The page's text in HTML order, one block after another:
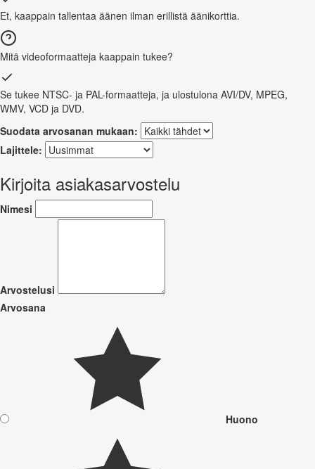
Et, kaappain tallentaa äänen ilman erillistä äänikorttia.
Mitä videoformaatteja kaappain tukee?
Se tukee NTSC- ja PAL-formaatteja, ja ulostulona AVI/DV, MPEG,
WMV, VCD ja DVD.
Suodata arvosanan mukaan:
Lajittele:
Kirjoita asiakasarvostelu
Nimesi
Arvostelusi
Arvosana
Huono